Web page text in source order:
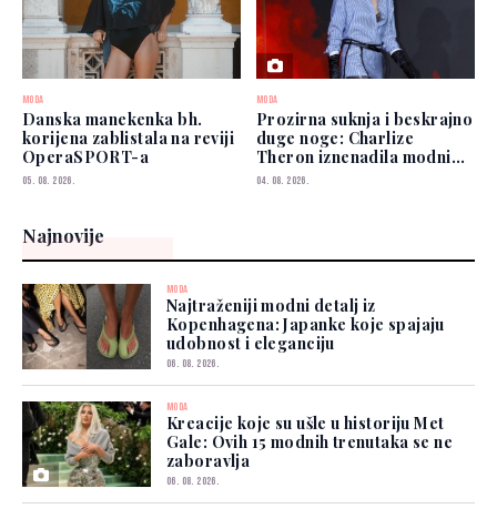
MODA
Danska manekenka bh.
korijena zablistala na reviji
OperaSPORT-a
05. 08. 2026.
MODA
Prozirna suknja i beskrajno
duge noge: Charlize
Theron iznenadila modnim
izborom
04. 08. 2026.
Najnovije
MODA
Najtraženiji modni detalj iz
Kopenhagena: Japanke koje spajaju
udobnost i eleganciju
06. 08. 2026.
MODA
Kreacije koje su ušle u historiju Met
Gale: Ovih 15 modnih trenutaka se ne
zaboravlja
06. 08. 2026.